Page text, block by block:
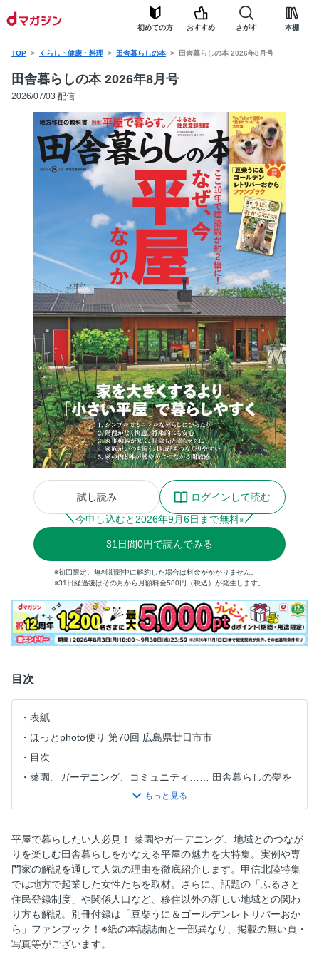
初めての方 おすすめ さがす 本棚
TOP くらし・健康・料理 田舎暮らしの本 田舎暮らしの本 2026年8月号
田舎暮らしの本 2026年8月号
2026/07/03 配信
試し読み
ログインして読む
今申し込むと 2026年9月6日まで無料※
31 日間0円で読んでみる
※初回限定。無料期間中に解約した場合は料金がかかりません。
※31日経過後はその月から月額料金580円（税込）が発生します。
目次
表紙
ほっとphoto便り 第70回 広島県廿日市市
目次
菜園、ガーデニング、コミュニティ…… 田舎暮らしの夢を
「平屋」で実現！ 平屋で暮らす。
PART 1 移住者インタビュー その① 畑と暮らしがひと続き
その② 家族の時間が豊かになる平屋
PART 2 建築士が人気の理由を解説 なぜ今、「平屋」が選ば
れるのか
PART 3 300万円以下の「平屋」カタログ
自分の幸せを起点に、 地域に新しい価値を生み出した女性
たち 私らしい地方起業
平屋で暮らしたい人必見！ 菜園やガーデニング、地域とのつなが
りを楽しむ田舎暮らしをかなえる平屋の魅力を大特集。実例や専
門家の解説を通して人気の理由を徹底紹介します。甲信北陸特集
では地方で起業した女性たちを取材。さらに、話題の「ふるさと
住民登録制度」や関係人口など、移住以外の新しい地域との関わ
り方も解説。別冊付録は「豆柴うに＆ゴールデンレトリバーおか
ら」ファンブック！※紙の本誌誌面と一部異なり、掲載の無い頁・
写真等がございます。